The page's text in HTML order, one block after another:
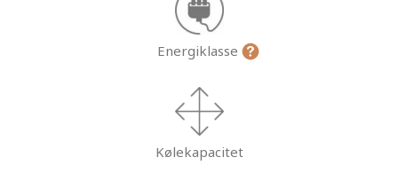
Energiklasse
Kølekapacitet